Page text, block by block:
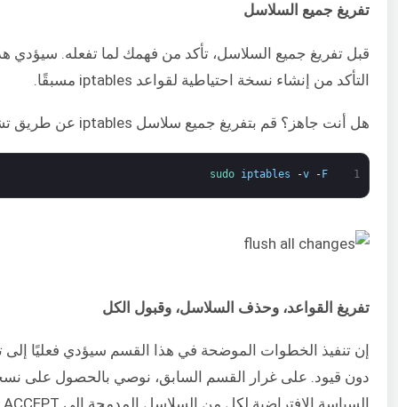
تفريغ جميع السلاسل
التأكد من إنشاء نسخة احتياطية لقواعد iptables مسبقًا.
هل أنت جاهز؟ قم بتفريغ جميع سلاسل iptables عن طريق تشغيل الأمر التالي:
1
sudo iptables -v -F
تفريغ القواعد، وحذف السلاسل، وقبول الكل
إن تنفيذ الخطوات الموضحة في هذا القسم سيؤدي فعليًا